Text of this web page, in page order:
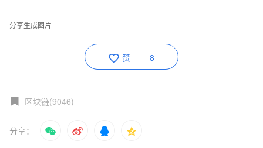
分享生成图片
赞 8
区块链(9046)
分享：